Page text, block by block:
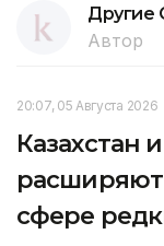
Другие
Автор
20:07, 05 Августа 2026
Казахстан
расширяют
сфере